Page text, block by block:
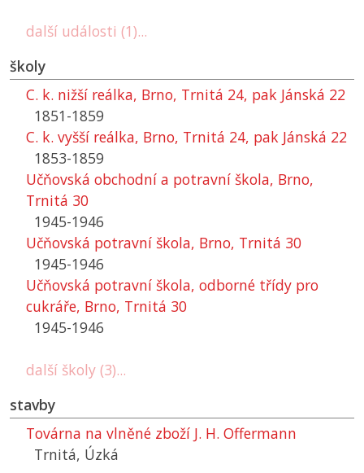
další události (1)...
školy
C. k. nižší reálka, Brno, Trnitá 24, pak Jánská 22
1851-1859
C. k. vyšší reálka, Brno, Trnitá 24, pak Jánská 22
1853-1859
Učňovská obchodní a potravní škola, Brno,
Trnitá 30
1945-1946
Učňovská potravní škola, Brno, Trnitá 30
1945-1946
Učňovská potravní škola, odborné třídy pro
cukráře, Brno, Trnitá 30
1945-1946
další školy (3)...
stavby
Továrna na vlněné zboží J. H. Offermann
Trnitá, Úzká